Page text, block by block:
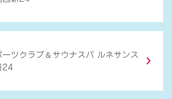
ーツクラブ ＆ サウナスパ ルネサンス
24